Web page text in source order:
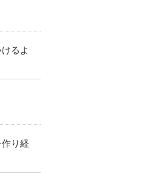
るよ
り経